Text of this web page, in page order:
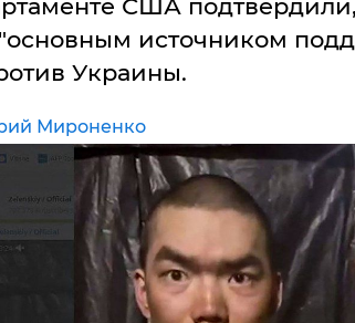
США
"основным источником
Украины.
Мироненко